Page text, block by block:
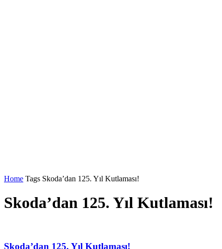
Home Tags Skoda’dan 125. Yıl Kutlaması!
Skoda’dan 125. Yıl Kutlaması!
Skoda’dan 125. Yıl Kutlaması!